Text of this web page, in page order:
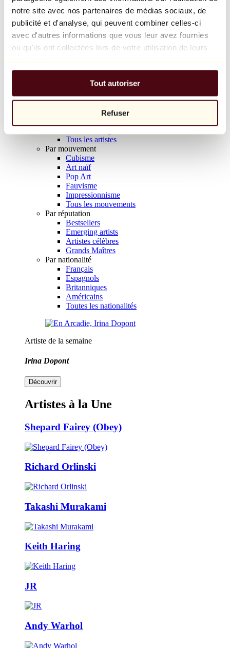
notre site avec nos partenaires de médias sociaux, de
publicité et d'analyse, qui peuvent combiner celles-ci
avec d'autres informations que vous leur avez fournies
ou qu'ils ont collectées lors de votre utilisation de leurs
Tout autoriser
Refuser
Balloon Dog (Orange)
Jeff Koons
10 000 €
Parcourir
Tous les sculpteurs
Tous les photographes
Tous les artistes
Par mouvement
Cubisme
Art naïf
Pop Art
Fauvisme
Impressionnisme
Tous les mouvements
Par réputation
Bestsellers
Emerging artists
Artistes célèbres
Grands Maîtres
Par nationalité
Français
Espagnols
Britanniques
Américains
Toutes les nationalités
Artiste de la semaine
Irina Dopont
Découvrir
Artistes à la Une
Shepard Fairey (Obey)
Richard Orlinski
Takashi Murakami
Keith Haring
JR
Andy Warhol